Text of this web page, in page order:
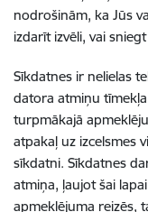
nodrošinām, ka Jūs
izdarīt izvēli, vai
Sīkdatnes ir nelielas
datora atmiņu
turpmākajā
atpakaļ uz izcelsmes
sīkdatni. Sīkdatnes
atmiņa, ļaujot šai
apmeklējuma reizēs,